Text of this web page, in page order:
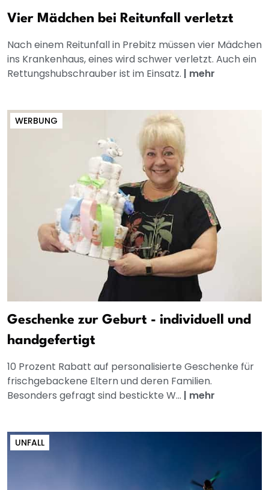
Vier Mädchen bei Reitunfall verletzt
Nach einem Reitunfall in Prebitz müssen vier Mädchen
ins Krankenhaus, eines wird schwer verletzt. Auch ein
Rettungshubschrauber ist im Einsatz. | mehr
WERBUNG
Geschenke zur Geburt - individuell und
handgefertigt
10 Prozent Rabatt auf personalisierte Geschenke für
frischgebackene Eltern und deren Familien.
Besonders gefragt sind bestickte W... | mehr
UNFALL